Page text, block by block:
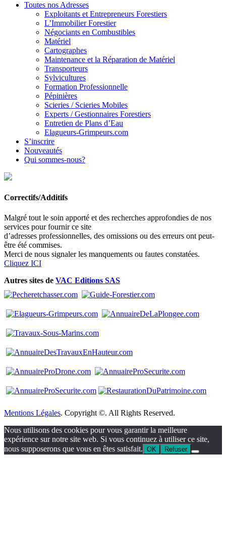
Toutes nos Adresses
Exploitants et Entrepreneurs Forestiers
L’Immobilier Forestier
Négociants en Combustibles
Matériel
Cartographes
Maintenance et la Réparation de Matériel
Transporteurs
Sylvicultures
Formation Professionnelle
Pépinières
Scieries / Scieries Mobiles
Experts / Gestionnaires Forestiers
Entretien de Plans d’Eau
Elagueurs-Grimpeurs.com
S’inscrire
Nouveautés
Qui sommes-nous?
Correctifs/Additifs
Malgré tout le soin apporté et des recherches approfondies de nos
services pour fournir ce site
d’adresses professionnelles, des omissions ou des erreurs ont peut-
être été commises.
Merci de nous signaler les manquements ou fautes constatées.
Cliquez ICI
Autres sites de VAC Editions SAS
Mentions Légales. Copyright ©. All Rights Reserved.
Nous utilisons des cookies pour vous garantir la meilleure
expérience sur notre site web. Si vous continuez à utiliser ce site,
nous supposerons que vous en êtes satisfait. OK Refuser